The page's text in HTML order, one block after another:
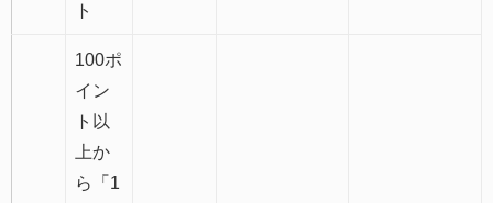
ト
100ポ
イン
ト以
上か
ら「1